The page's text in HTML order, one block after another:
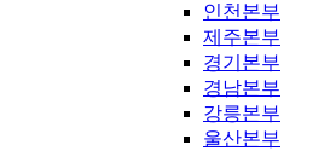
인천본부
제주본부
경기본부
경남본부
강릉본부
울산본부